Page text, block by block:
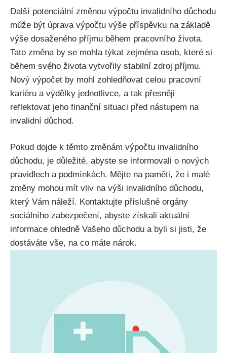
Další potenciální změnou výpočtu invalidního důchodu
může být úprava výpočtu výše příspěvku na základě
výše dosaženého příjmu během pracovního života.
Tato změna by se mohla týkat zejména osob, které si
během svého života vytvořily stabilní zdroj příjmu.
Nový výpočet by mohl zohledňovat celou pracovní
kariéru a výdělky jednotlivce, a tak přesněji
reflektovat jeho finanční situaci před nástupem na
invalidní důchod.
Pokud dojde k těmto změnám výpočtu invalidního
důchodu, je důležité, abyste se informovali o nových
pravidlech a podmínkách. Mějte na paměti, že i malé
změny mohou mít vliv na výši invalidního důchodu,
který Vám náleží. Kontaktujte příslušné orgány
sociálního zabezpečení, abyste získali aktuální
informace ohledně Vašeho důchodu a byli si jisti, že
dostáváte vše, na co máte nárok.